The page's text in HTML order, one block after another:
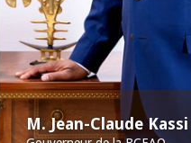
M. Jean-Claude Kassi